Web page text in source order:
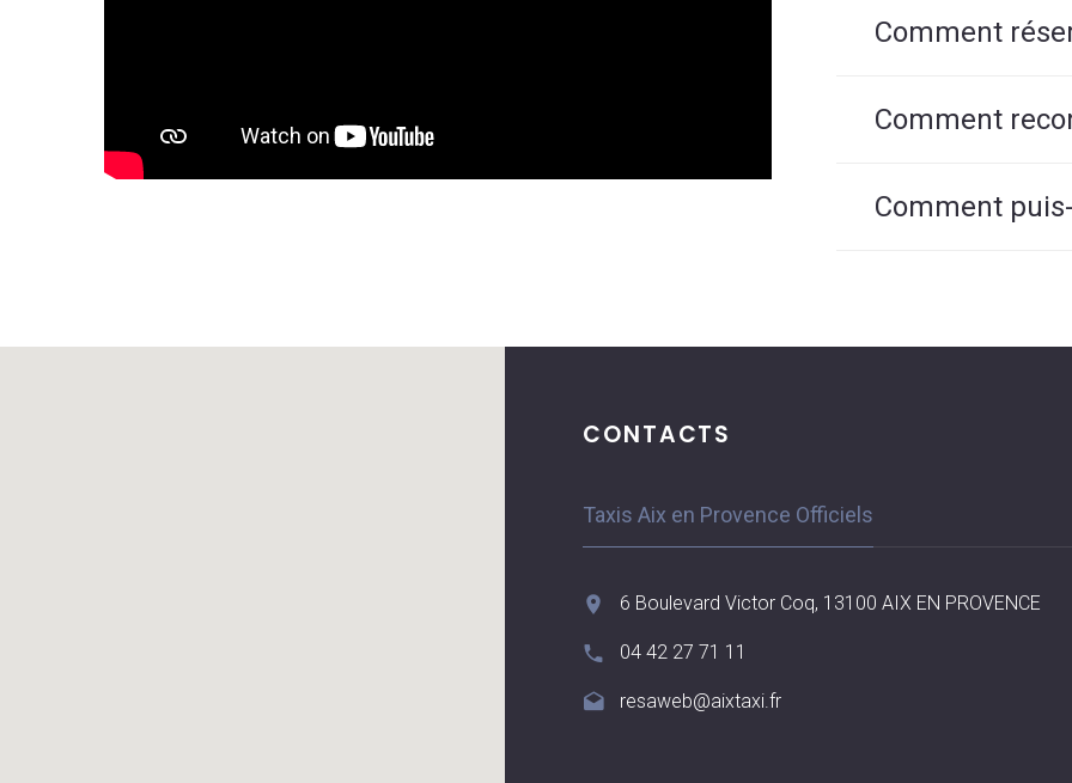
Comment
Comment
Comment
CONTACTS
Taxis Aix en Provence Officiels
6 Boulevard Victor Coq, 13100 AIX EN PROVENCE
04 42 27 71 11
resaweb@aixtaxi.fr